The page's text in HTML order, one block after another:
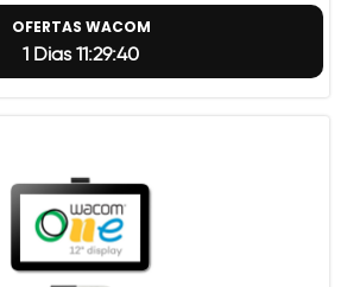
OFERTAS WACOM
1 Dias 11:29:39